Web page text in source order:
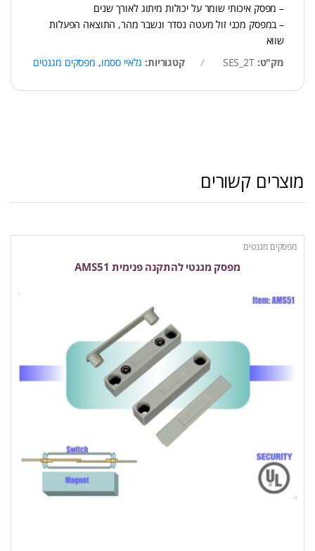
– מפסק איכותי שומר על יכולות מיתוג לאורך שנים
– במפסק מכני זול מעטה נסדר ונשבר מהר, התוצאה הפעלות
שווא
מק"ט:SES_2T קטגוריות: גלאיי ססמו, מפסקים מגנטים
מוצרים קשורים
מפסקים מגנטים
מפסק מגנטי להתקנה פנימית AMS51